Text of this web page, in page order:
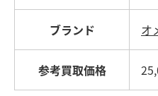
ブランド オ
参考買取価格